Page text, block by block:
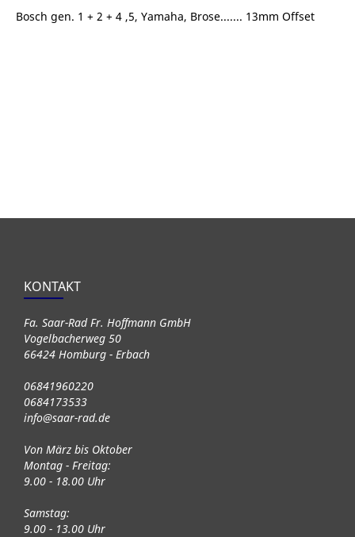
Bosch gen. 1 + 2 + 4 ,5, Yamaha, Brose....... 13mm Offset
KONTAKT
Fa. Saar-Rad Fr. Hoffmann GmbH
Vogelbacherweg 50
66424 Homburg - Erbach
06841960220
0684173533
info@saar-rad.de
Von März bis Oktober
Montag - Freitag:
9.00 - 18.00 Uhr
Samstag:
9.00 - 13.00 Uhr